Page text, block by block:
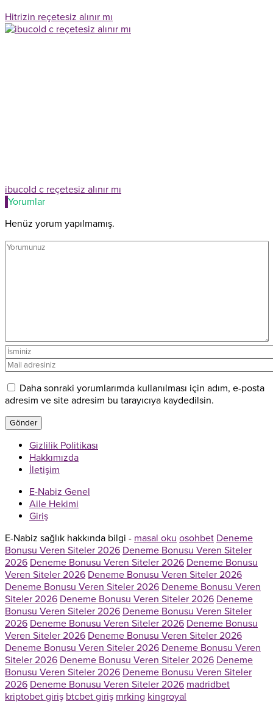
Hitrizin reçetesiz alınır mı
ibucold c reçetesiz alınır mı
Yorumlar
Henüz yorum yapılmamış.
Daha sonraki yorumlarımda kullanılması için adım, e-posta
adresim ve site adresim bu tarayıcıya kaydedilsin.
Gizlilik Politikası
Hakkımızda
İletişim
E-Nabiz Genel
Aile Hekimi
Giriş
E-Nabiz sağlık hakkında bilgi - masal oku osohbet Deneme
Bonusu Veren Siteler 2026 Deneme Bonusu Veren Siteler
2026 Deneme Bonusu Veren Siteler 2026 Deneme Bonusu
Veren Siteler 2026 Deneme Bonusu Veren Siteler 2026
Deneme Bonusu Veren Siteler 2026 Deneme Bonusu Veren
Siteler 2026 Deneme Bonusu Veren Siteler 2026 Deneme
Bonusu Veren Siteler 2026 Deneme Bonusu Veren Siteler
2026 Deneme Bonusu Veren Siteler 2026 Deneme Bonusu
Veren Siteler 2026 Deneme Bonusu Veren Siteler 2026
Deneme Bonusu Veren Siteler 2026 Deneme Bonusu Veren
Siteler 2026 Deneme Bonusu Veren Siteler 2026 Deneme
Bonusu Veren Siteler 2026 Deneme Bonusu Veren Siteler
2026 Deneme Bonusu Veren Siteler 2026 madridbet
kriptobet giriş btcbet giriş mrking kingroyal